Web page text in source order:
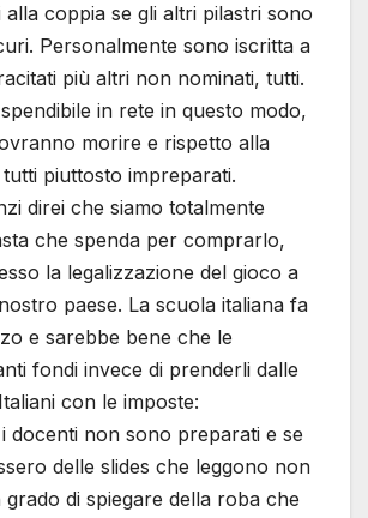
alla coppia se gli altri pilastri sono
Personalmente sono iscritta a
più altri non nominati, tutti.
in rete in questo modo,
morire e rispetto alla
piuttosto impreparati.
direi che siamo totalmente
che spenda per comprarlo,
la legalizzazione del gioco a
paese. La scuola italiana fa
e sarebbe bene che le
fondi invece di prenderli dalle
con le imposte:
i docenti non sono preparati e se
delle slides che leggono non
di spiegare della roba che